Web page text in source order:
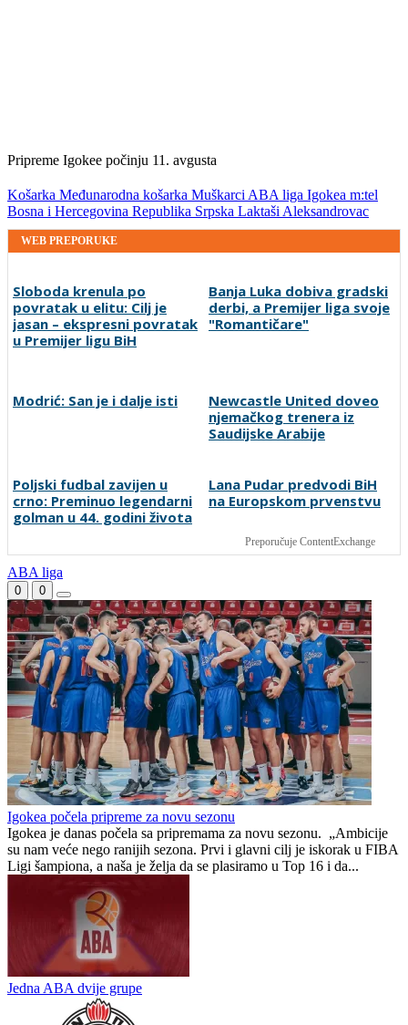
Pripreme Igokee počinju 11. avgusta
Košarka Međunarodna košarka Muškarci ABA liga Igokea m:tel
Bosna i Hercegovina Republika Srpska Laktaši Aleksandrovac
WEB PREPORUKE
povratak u elitu: Cilj je
jasan – ekspresni povratak
derbi, a Premijer liga svoje
"Romantičare"
Modrić: San je i dalje isti
Saudijske Arabije
Poljski fudbal zavijen u
crno: Preminuo legendarni
golman u 44. godini života
Lana Pudar predvodi BiH
na Europskom prvenstvu
Preporučuje ContentExchange
ABA liga
0 0